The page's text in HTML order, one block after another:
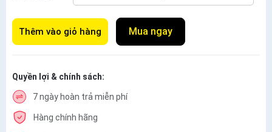
Thêm vào giỏ hàng Mua ngay
Quyền lợi & chính sách:
7 ngày hoàn trả miễn phí
Hàng chính hãng